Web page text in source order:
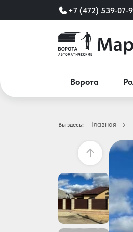
+7 (472) 539-07-
Ворота
Вы здесь: Главная